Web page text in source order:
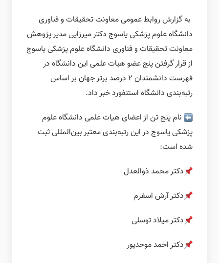
به گزارش روابط عمومی معاونت تحقیقات و فناوری
دانشگاه علوم پزشکی یاسوج دکتر میرزایی مدیر پژوهش
معاونت تحقیقات و فناوری دانشگاه علوم پزشکی یاسوج
از قرار گرفتن پنج عضو هیات علمی این دانشگاه در
فهرست دانشمندان ۲ درصد برتر جهان بر اساس
رتبه‌بندی دانشگاه استنفورد خبر داد.
نام پنج تن از اعضای هیات علمی دانشگاه علوم
پزشکی یاسوج در این رتبه‌بندی معتبر بین‌المللی ثبت
شده است:
دکتر محمد ذوالعدل
دکتر آرش اسفرم
دکتر میلاد توسلی
دکتر احمد موحدپور